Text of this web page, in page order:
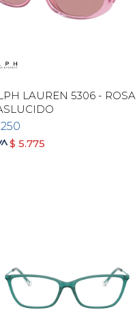
LAUREN 5306 - ROSA
$ 5.775